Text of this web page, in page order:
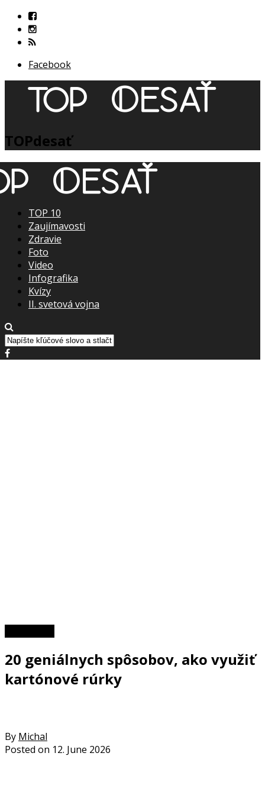
Facebook
TOPdesať
TOP 10
Zaujímavosti
Zdravie
Foto
Video
Infografika
Kvízy
II. svetová vojna
20 geniálnych spôsobov, ako využiť
kartónové rúrky
By Michal
Posted on 12. June 2026